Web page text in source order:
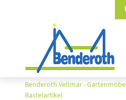
Benderoth Vellmar -
Bastelartikel